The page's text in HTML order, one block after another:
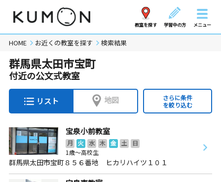
教室を探す 学習中の方 メニュー
HOME お近くの教室を探す 検索結果
群馬県太田市宝町
付近の公文式教室
リスト 地図
さらに条件
を絞り込む
宝泉小前教室
月 火 水 木 金 土
日
1歳～高校生
群馬県太田市宝町８５６番地 ヒカリハイツ１０１